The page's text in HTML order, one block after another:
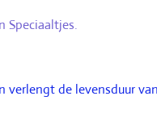
Speciaaltjes.
verlengt de levensduur